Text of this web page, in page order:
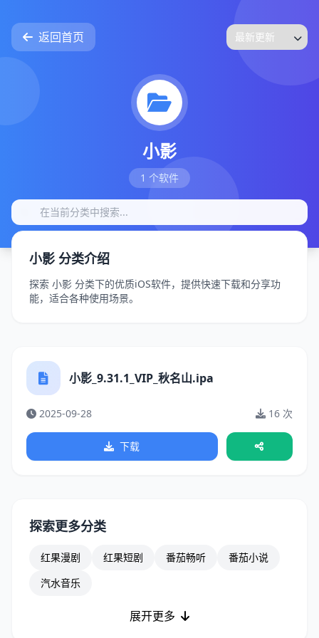
返回首页
小影
1 个软件
小影 分类介绍
探索 小影 分类下的优质iOS软件，提供快速下载和分享功
能，适合各种使用场景。
小影_9.31.1_VIP_秋名山.ipa
2025-09-28 16 次
下载
探索更多分类
红果漫剧 红果短剧 番茄畅听
番茄小说
汽水音乐
展开更多